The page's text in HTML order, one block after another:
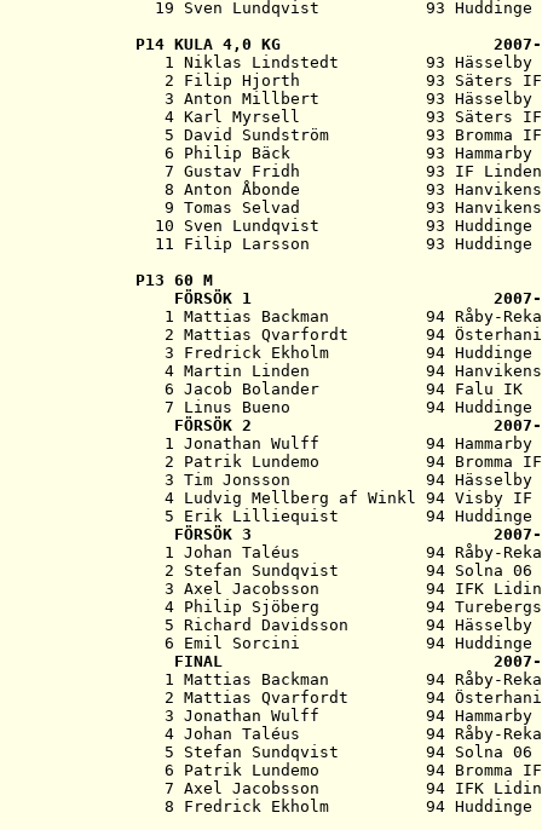
P14 KULA 4,0 KG                      2007-
1 Niklas Lindstedt         93
2 Filip Hjorth             93 Säters
3 Anton Millbert           93 Hässelby
4 Karl Myrsell             93 Säters
5 David Sundström          93 Bromma
6 Philip Bäck              93 Hammarby
7 Gustav Fridh             93 IF
8 Anton Åbonde             93
9 Tomas Selvad             93
10 Sven Lundqvist           93 Huddinge
P13 60 M
FÖRSÖK 1
1 Mattias Backman          94 Råby-
2 Mattias Qvarfordt        94
3 Fredrick Ekholm          94 Huddinge
4 Martin Linden            94
6 Jacob Bolander           94 Falu IK
7 Linus Bueno              94 Huddinge
FÖRSÖK 2
1 Jonathan Wulff           94 Hammarby
2 Patrik Lundemo           94 Bromma
3 Tim Jonsson              94 Hässelby
4 Ludvig Mellberg af Winkl 94 Visby IF
5 Erik Lilliequist         94 Huddinge
FÖRSÖK 3
1 Johan Taléus             94 Råby-
2 Stefan Sundqvist         94 Solna 06
3 Axel Jacobsson           94 IFK
4 Philip Sjöberg           94
5 Richard Davidsson        94 Hässelby
6 Emil Sorcini             94 Huddinge
FINAL
1 Mattias Backman          94 Råby-
2 Mattias Qvarfordt        94
3 Jonathan Wulff           94 Hammarby
4 Johan Taléus             94 Råby-
5 Stefan Sundqvist         94 Solna 06
6 Patrik Lundemo           94 Bromma
7 Axel Jacobsson           94 IFK